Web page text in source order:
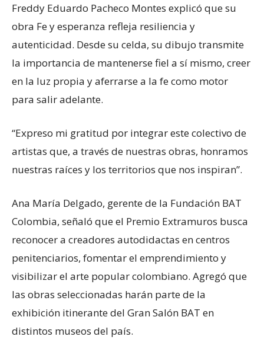
Freddy Eduardo Pacheco Montes explicó que su
obra Fe y esperanza refleja resiliencia y
autenticidad. Desde su celda, su dibujo transmite
la importancia de mantenerse fiel a sí mismo, creer
en la luz propia y aferrarse a la fe como motor
para salir adelante.
“Expreso mi gratitud por integrar este colectivo de
artistas que, a través de nuestras obras, honramos
nuestras raíces y los territorios que nos inspiran”.
Ana María Delgado, gerente de la Fundación BAT
Colombia, señaló que el Premio Extramuros busca
reconocer a creadores autodidactas en centros
penitenciarios, fomentar el emprendimiento y
visibilizar el arte popular colombiano. Agregó que
las obras seleccionadas harán parte de la
exhibición itinerante del Gran Salón BAT en
distintos museos del país.